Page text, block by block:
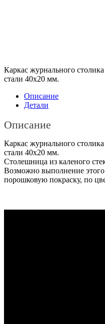
Каркас журнального
стали 40х20 мм.
Описание
Детали
Описание
Каркас журнального
стали 40х20 мм.
Столешница из каленого
Возможно выполнение этого
порошковую покраску, по